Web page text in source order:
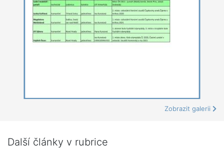
Zobrazit galerii
Další články v rubrice